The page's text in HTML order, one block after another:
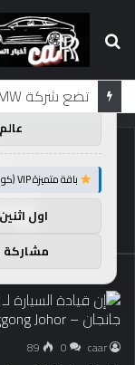
بحث
عن
caar
0
89
توصيات :
باقة متميزة VIP (كود: AA86842):
باقة متميزة VIP (كود: AA38045):
اول
مشاركة